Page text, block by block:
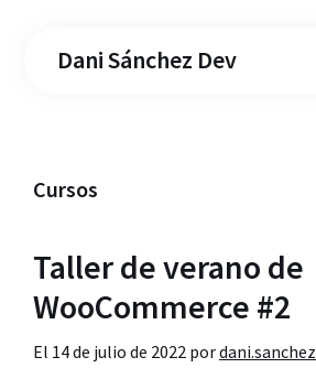
Dani Sánchez Dev
Cursos
Taller de verano de
WooCommerce #2
El 14 de julio de 2022 pordani.sanchez